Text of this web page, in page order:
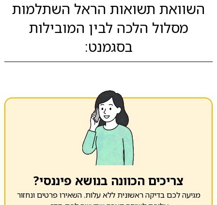
השוואת תשואות הראל השתלמות
מסלול הלכה לבין המובילות
בסגמנט:
צריכים הכוונה בנושא פיננסי?
מגיעה לכם בדיקה ראשונית ללא עלות. השאירו פרטים ונחזור